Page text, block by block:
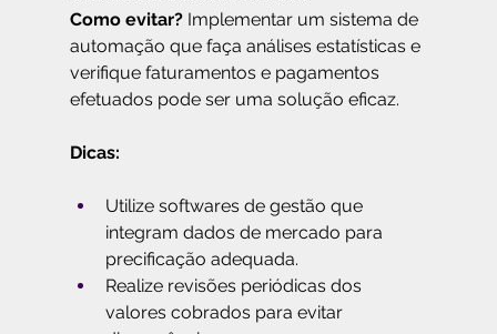
Como evitar? Implementar um sistema de
automação que faça análises estatísticas e
verifique faturamentos e pagamentos
efetuados pode ser uma solução eficaz.
Dicas:
Utilize softwares de gestão que
integram dados de mercado para
precificação adequada.
Realize revisões periódicas dos
valores cobrados para evitar